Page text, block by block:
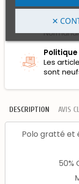
Les
Les
sont
DESCRIPTION AVIS
Polo gratté et
50%
✕